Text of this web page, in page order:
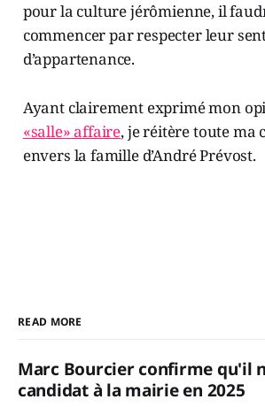
pour la culture jérômienne, il
commencer par respecter leur
d’appartenance.
Ayant clairement exprimé mon
«salle» affaire, je réitère toute ma
envers la famille d’André Prévost.
READ MORE
Marc Bourcier confirme qu'il
candidat à la mairie en 2025